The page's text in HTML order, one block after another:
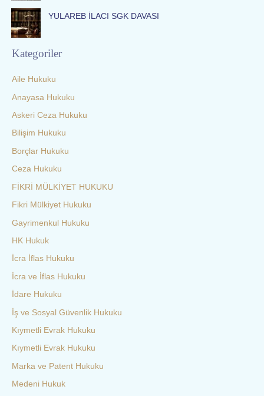
YULAREB İLACI SGK DAVASI
Kategoriler
Aile Hukuku
Anayasa Hukuku
Askeri Ceza Hukuku
Bilişim Hukuku
Borçlar Hukuku
Ceza Hukuku
FİKRİ MÜLKİYET HUKUKU
Fikri Mülkiyet Hukuku
Gayrimenkul Hukuku
HK Hukuk
İcra İflas Hukuku
İcra ve İflas Hukuku
İdare Hukuku
İş ve Sosyal Güvenlik Hukuku
Kıymetli Evrak Hukuku
Kıymetli Evrak Hukuku
Marka ve Patent Hukuku
Medeni Hukuk